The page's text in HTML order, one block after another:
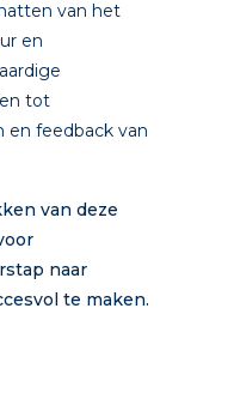
van het
en
tot
en feedback van
van deze
naar
te maken.